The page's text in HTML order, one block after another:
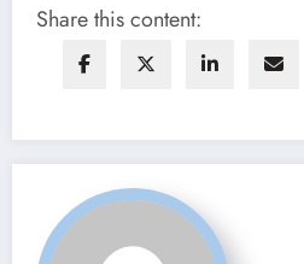
Share this content: